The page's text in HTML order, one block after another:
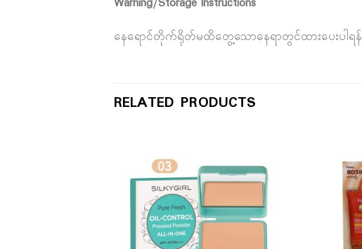
နေရောင်တိုက်ရိုတ်မထိတွေ့သောနေရာတွင်ထားပေးပါရန်
RELATED PRODUCTS